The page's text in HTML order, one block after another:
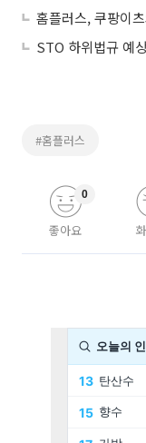
홈플러스, 쿠팡이
#홈플러스
좋아요
0